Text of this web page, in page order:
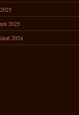
2025
2024